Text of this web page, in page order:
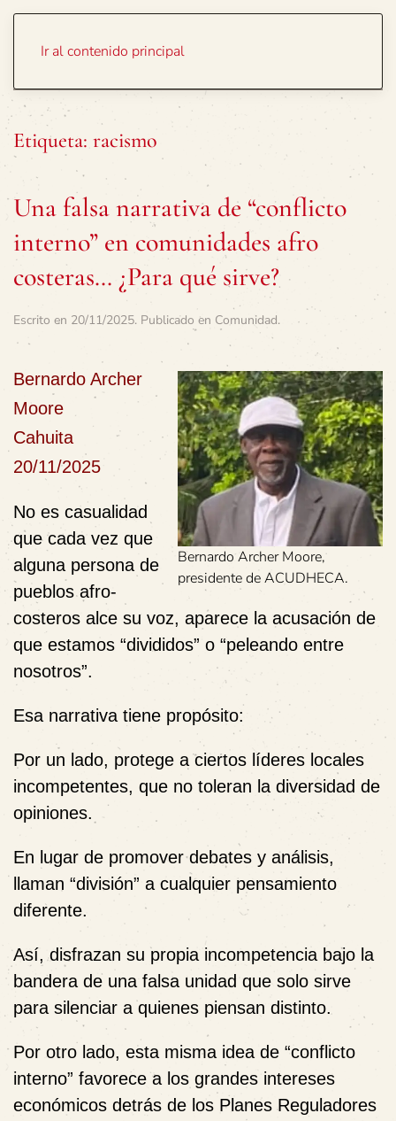
Ir al contenido principal
Etiqueta: racismo
Una falsa narrativa de “conflicto
interno” en comunidades afro
costeras… ¿Para qué sirve?
Escrito en 20/11/2025. Publicado en Comunidad.
Bernardo Archer Moore,
presidente de ACUDHECA.
Bernardo Archer
Moore
Cahuita
20/11/2025
No es casualidad
que cada vez que
alguna persona de
pueblos afro-
costeros alce su voz, aparece la acusación de
que estamos “divididos” o “peleando entre
nosotros”.
Esa narrativa tiene propósito:
Por un lado, protege a ciertos líderes locales
incompetentes, que no toleran la diversidad de
opiniones.
En lugar de promover debates y análisis,
llaman “división” a cualquier pensamiento
diferente.
Así, disfrazan su propia incompetencia bajo la
bandera de una falsa unidad que solo sirve
para silenciar a quienes piensan distinto.
Por otro lado, esta misma idea de “conflicto
interno” favorece a los grandes intereses
económicos detrás de los Planes Reguladores